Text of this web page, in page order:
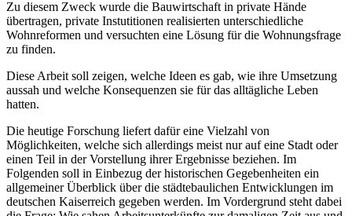
Zu diesem Zweck wurde die Bauwirtschaft in private Hände
übertragen, private Instutitionen realisierten unterschiedliche
Wohnreformen und versuchten eine Lösung für die Wohnungsfrage
zu finden.
Diese Arbeit soll zeigen, welche Ideen es gab, wie ihre Umsetzung
aussah und welche Konsequenzen sie für das alltägliche Leben
hatten.
Die heutige Forschung liefert dafür eine Vielzahl von
Möglichkeiten, welche sich allerdings meist nur auf eine Stadt oder
einen Teil in der Vorstellung ihrer Ergebnisse beziehen. Im
Folgenden soll in Einbezug der historischen Gegebenheiten ein
allgemeiner Überblick über die städtebaulichen Entwicklungen im
deutschen Kaiserreich gegeben werden. Im Vordergrund steht dabei